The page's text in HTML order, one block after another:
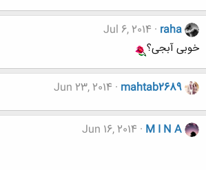
raha
Jul 6, 2014
خوبی آبجی؟
mahtab2689
Jun 23, 2014
M I N A
Jun 16, 2014